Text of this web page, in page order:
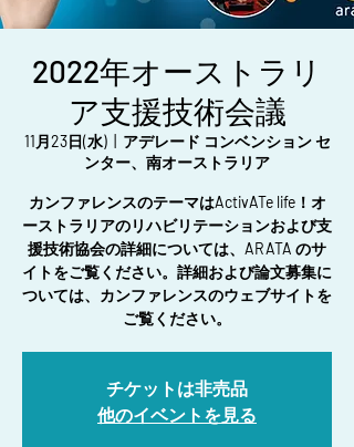
2022年オーストラリ
ア支援技術会議
11月23日(水)
  |
アデレード コンベンション セ
ンター、南オーストラリア
カンファレンスのテーマはActivATe life！オ
ーストラリアのリハビリテーションおよび支
援技術協会の詳細については、ARATA のサ
イトをご覧ください。詳細および論文募集に
ついては、カンファレンスのウェブサイトを
ご覧ください。
チケットは非売品
他のイベントを見る